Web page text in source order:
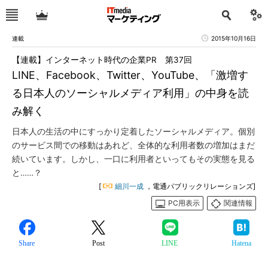
連載 2015年10月16日
LINE、Facebook、Twitter、YouTube、「激増す
る日本人のソーシャルメディア利用」の中身を読
み解く
【連載】インターネット時代の企業PR 第37回
日本人の生活の中にすっかり定着したソーシャルメディア。個別
のサービス間での移動はあれど、全体的な利用者数の増加はまだ
続いています。しかし、一口に利用者といってもその実態を見る
と……？
[ 細川一成 ，電通パブリックリレーションズ]
PC用表示
関連情報
Share Post LINE Hatena